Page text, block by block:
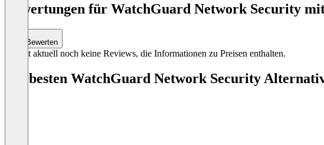
Bewertungen für WatchGuard Network Security
Bewerten
Es gibt aktuell noch keine Reviews, die Informationen zu Preisen enthalten.
Die besten WatchGuard Network Security